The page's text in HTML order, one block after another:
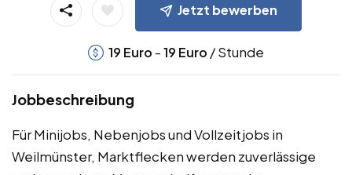
Jetzt bewerben
19 Euro -19 Euro / Stunde
Jobbeschreibung
Für Minijobs, Nebenjobs und Vollzeitjobs in
Weilmünster, Marktflecken werden zuverlässige